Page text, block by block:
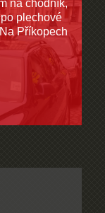
na chodník,
plechové
Příkopech